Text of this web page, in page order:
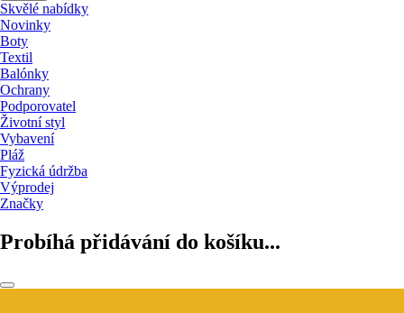
Skvělé nabídky
Novinky
Boty
Textil
Balónky
Ochrany
Podporovatel
Životní styl
Vybavení
Pláž
Fyzická údržba
Výprodej
Značky
Probíhá přidávání do košíku...